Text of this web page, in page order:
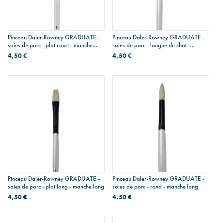
Pinceau Daler-Rowney GRADUATE -
soies de porc - plat court - manche
long
4,50 €
Pinceau Daler-Rowney GRADUATE -
soies de porc - langue de chat -
manche long
4,50 €
Pinceau Daler-Rowney GRADUATE -
soies de porc - plat long - manche long
4,50 €
Pinceau Daler-Rowney GRADUATE -
soies de porc - rond - manche long
4,50 €